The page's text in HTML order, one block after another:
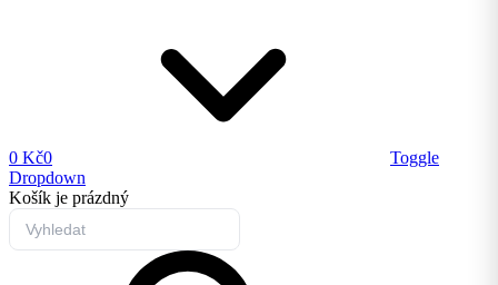
0 Kč0
Toggle
Dropdown
Košík je prázdný